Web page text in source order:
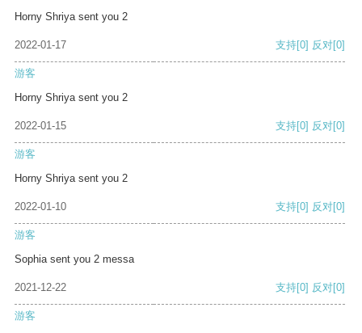
Horny Shriya sent you 2
2022-01-17 支持[0] 反对[0]
游客
Horny Shriya sent you 2
2022-01-15 支持[0] 反对[0]
游客
Horny Shriya sent you 2
2022-01-10 支持[0] 反对[0]
游客
Sophia sent you 2 messa
2021-12-22 支持[0] 反对[0]
游客